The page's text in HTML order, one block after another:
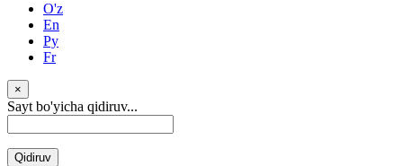
O'z
En
Ру
Fr
×
Sayt bo'yicha qidiruv...
Qidiruv